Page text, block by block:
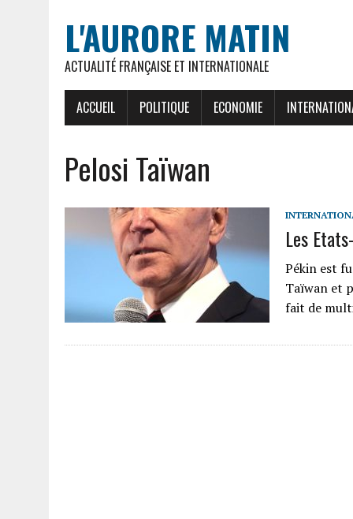
L'AURORE MATIN
ACTUALITÉ FRANÇAISE ET INTERNATIONALE
ACCUEIL POLITIQUE ECONOMIE
Pelosi Taïwan
Les
Pékin est
Taïwan et
fait de